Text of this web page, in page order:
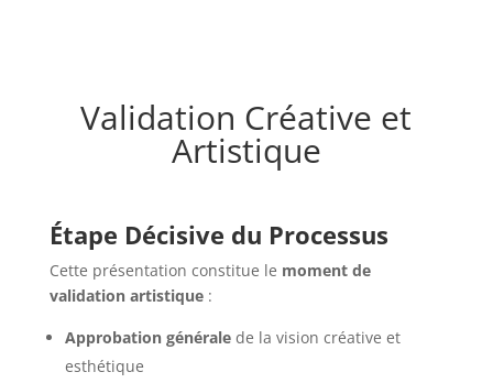
Validation Créative et
Artistique
Étape Décisive du Processus
Cette présentation constitue le moment de
validation artistique:
Approbation généralede la vision créative et
esthétique